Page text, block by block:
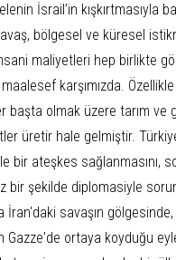
İsrail’in kışkırtmasıyla
bölgesel ve küresel
maliyetleri hep birlikte
karşımızda.
başta olmak üzere tarım ve
üretir hale gelmiştir.
bir ateşkes sağlanmasını,
bir şekilde diplomasiyle
İran'daki savaşın
ortaya koyduğu